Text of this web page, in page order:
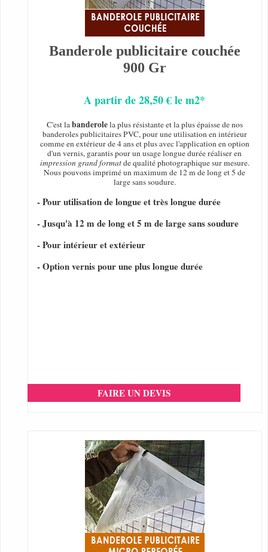
Banderole publicitaire couchée
900 Gr
A partir de 28,50 € le m2*
C'est labanderolela plus résistante et la plus épaisse de nos
banderoles publicitaires PVC, pour une utilisation en intérieur
comme en extérieur de 4 ans et plus avec l'application en option
d'un vernis, garantis pour un usage longue durée réaliser en
impression grand formatde qualité photographique sur mesure.
Nous pouvons imprimé un maximum de 12 m de long et 5 de
large sans soudure.
- Pour utilisation de longue et très longue durée
- Jusqu'à 12 m de long et 5 m de large sans soudure
- Pour intérieur et extérieur
- Option vernis pour une plus longue durée
FAIRE UN DEVIS